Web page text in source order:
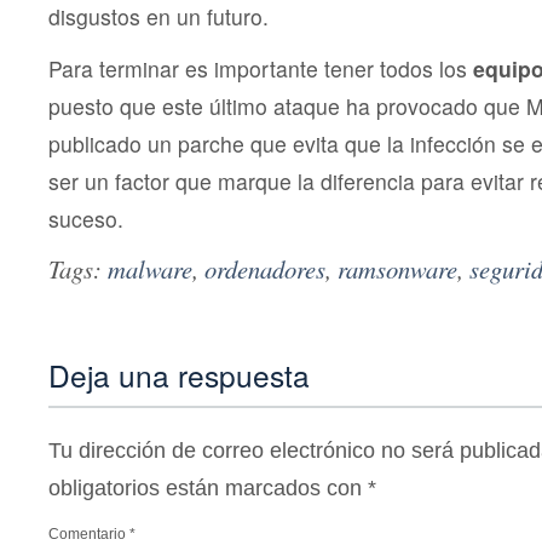
disgustos en un futuro.
Para terminar es importante tener todos los
puesto que este último ataque ha provocado que
publicado un parche que evita que la infección se
ser un factor que marque la diferencia para evitar
suceso.
Tags: malware, ordenadores, ramsonware,
Deja una respuesta
Tu dirección de correo electrónico no será
obligatorios están marcados con *
Comentario *